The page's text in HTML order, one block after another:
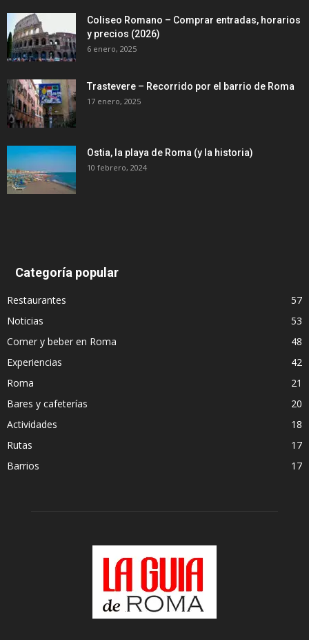
Coliseo Romano – Comprar entradas, horarios
y precios (2026)
6 enero, 2025
Trastevere – Recorrido por el barrio de Roma
17 enero, 2025
Ostia, la playa de Roma (y la historia)
10 febrero, 2024
Categoría popular
Restaurantes
57
Noticias
53
Comer y beber en Roma
48
Experiencias
42
Roma
21
Bares y cafeterías
20
Actividades
18
Rutas
17
Barrios
17